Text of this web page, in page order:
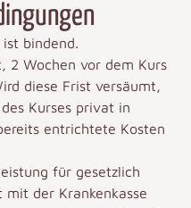
bindend.
2 Wochen vor dem Kurs
diese Frist versäumt,
Kurses privat in
entrichtete Kosten
für gesetzlich
der Krankenkasse